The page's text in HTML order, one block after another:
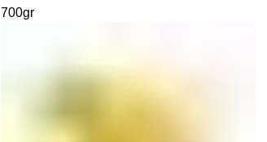
700gr